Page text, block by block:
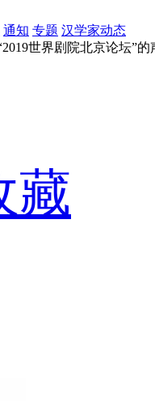
通知 专题 汉学家动态
世界剧院北京论坛”的
藏